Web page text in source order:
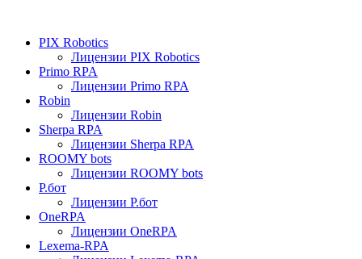
PIX Robotics
Лицензии PIX Robotics
Primo RPA
Лицензии Primo RPA
Robin
Лицензии Robin
Sherpa RPA
Лицензии Sherpa RPA
ROOMY bots
Лицензии ROOMY bots
Р.бот
Лицензии Р.бот
OneRPA
Лицензии OneRPA
Lexema-RPA